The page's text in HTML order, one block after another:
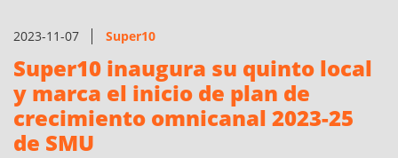
2023-11-07 Super10
Super10 inaugura su quinto local
y marca el inicio de plan de
crecimiento omnicanal 2023-25
de SMU